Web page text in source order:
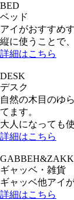
BED
ベッド
アイがおすすめ
縦に使うことで
詳細はこちら
DESK
デスク
自然の木目のゆ
てます。
大人になっても
詳細はこちら
ギャッベ・雑貨
ギャッベ他アイ
詳細はこちら